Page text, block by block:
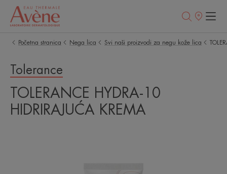
Prodajna
Početna stranica Nega lica Svi naši proizvodi za negu kože lica
Tolerance
TOLERANCE HYDRA-10
HIDRIRAJUĆA KREMA